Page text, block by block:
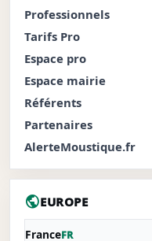
Professionnels
Tarifs Pro
Espace pro
Espace mairie
Référents
Partenaires
AlerteMoustique.fr
publicEUROPE
FranceFR